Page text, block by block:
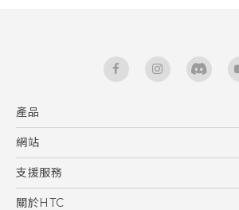
安全與法令注意事項
產品
5G
智能手機
區塊鍊手機
網站
HTC Dev
HTC Research
支援服務
服務中心
關於HTC